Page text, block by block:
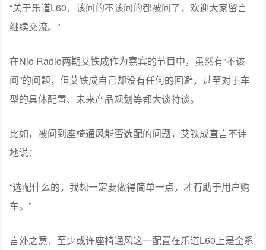
“关于乐道L60，该问的不该问的都被问了，欢迎大家留言
继续交流。”
在Nio Radio两期艾铁成作为嘉宾的节目中，虽然有“不该
问”的问题，但艾铁成自己却没有任何的回避，甚至对于车
型的具体配置、未来产品规划等都大谈特谈。
比如，被问到座椅通风能否选配的问题，艾铁成直言不讳
地说：
“选配什么的，我想一定要做得简单一点，才有助于用户购
车。”
言外之意，至少或许座椅通风这一配置在乐道L60上是全系